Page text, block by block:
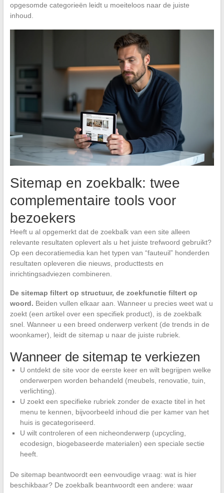
opgesomde categorieën leidt u moeiteloos naar de juiste
inhoud.
Sitemap en zoekbalk: twee
complementaire tools voor
bezoekers
Heeft u al opgemerkt dat de zoekbalk van een site alleen
relevante resultaten oplevert als u het juiste trefwoord gebruikt?
Op een decoratiemedia kan het typen van “fauteuil” honderden
resultaten opleveren die nieuws, producttests en
inrichtingsadviezen combineren.
De sitemap filtert op structuur, de zoekfunctie filtert op
woord. Beiden vullen elkaar aan. Wanneer u precies weet wat u
zoekt (een artikel over een specifiek product), is de zoekbalk
snel. Wanneer u een breed onderwerp verkent (de trends in de
woonkamer), leidt de sitemap u naar de juiste rubriek.
Wanneer de sitemap te verkiezen
U ontdekt de site voor de eerste keer en wilt begrijpen welke
onderwerpen worden behandeld (meubels, renovatie, tuin,
verlichting).
U zoekt een specifieke rubriek zonder de exacte titel in het
menu te kennen, bijvoorbeeld inhoud die per kamer van het
huis is gecategoriseerd.
U wilt controleren of een nicheonderwerp (upcycling,
ecodesign, biogebaseerde materialen) een speciale sectie
heeft.
De sitemap beantwoordt een eenvoudige vraag: wat is hier
beschikbaar? De zoekbalk beantwoordt een andere: waar